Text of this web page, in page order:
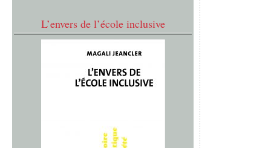
L’envers de l’école inclusive